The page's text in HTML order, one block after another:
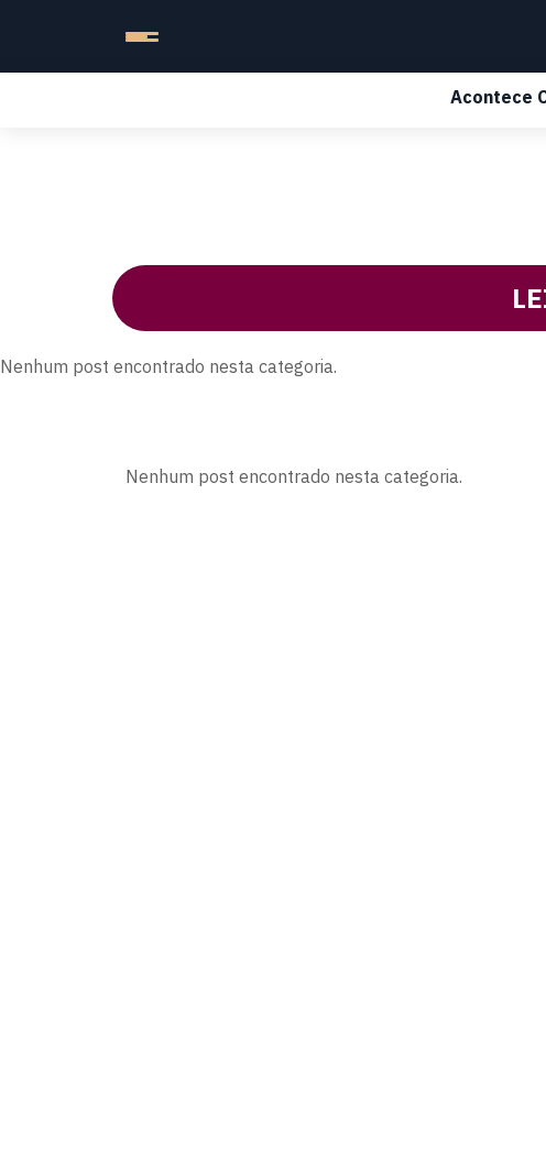
Acontece
Nenhum post encontrado nesta categoria.
Nenhum post encontrado nesta categoria.